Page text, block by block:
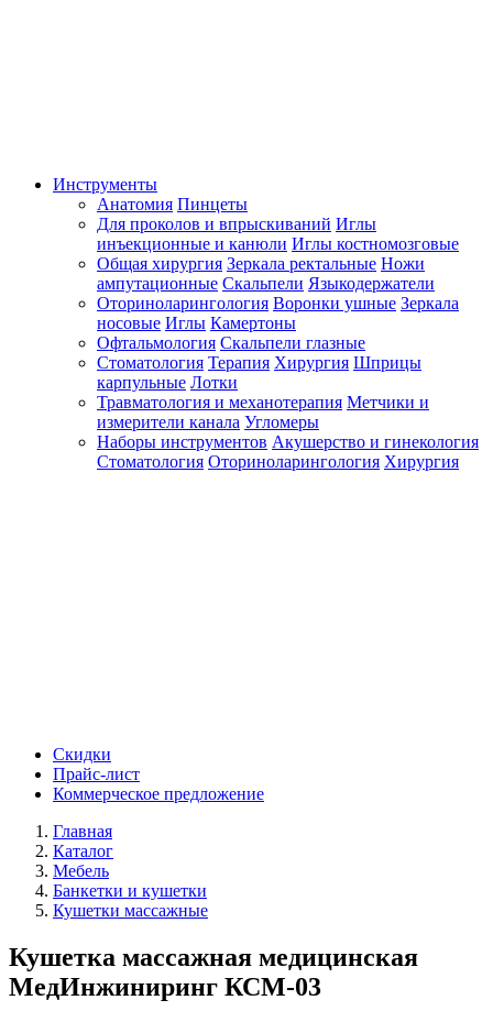
Инструменты
Анатомия Пинцеты
Для проколов и впрыскиваний Иглы
инъекционные и канюли Иглы костномозговые
Общая хирургия Зеркала ректальные Ножи
ампутационные Скальпели Языкодержатели
Оториноларингология Воронки ушные Зеркала
носовые Иглы Камертоны
Офтальмология Скальпели глазные
Стоматология Терапия Хирургия Шприцы
карпульные Лотки
Травматология и механотерапия Метчики и
измерители канала Угломеры
Наборы инструментов Акушерство и гинекология
Стоматология Оториноларингология Хирургия
Скидки
Прайс-лист
Коммерческое предложение
Главная
Каталог
Мебель
Банкетки и кушетки
Кушетки массажные
Кушетка массажная медицинская
МедИнжиниринг КСМ-03